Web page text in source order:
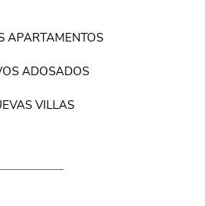
APARTAMENTOS
ADOSADOS
VILLAS